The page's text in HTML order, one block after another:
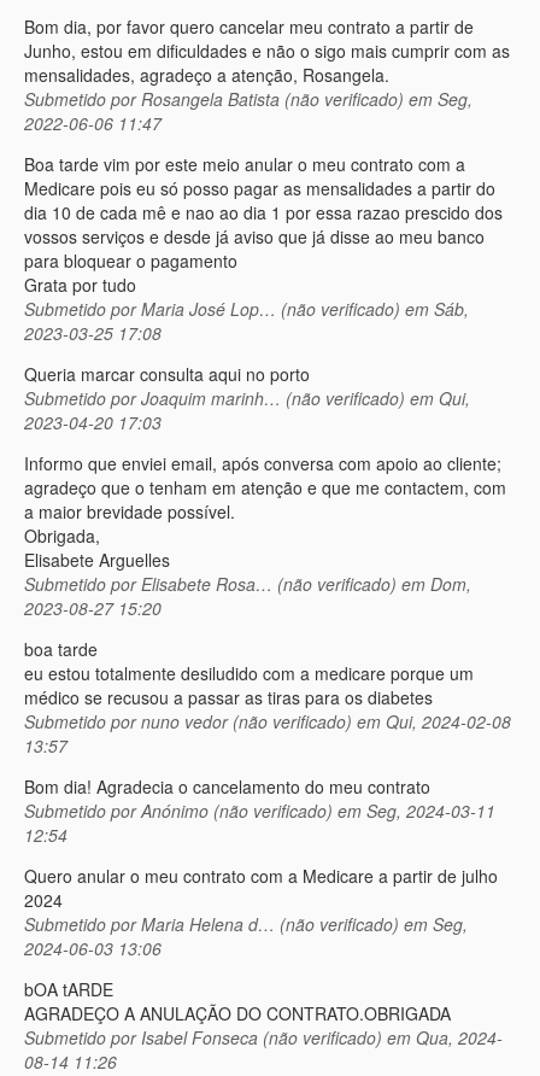
Bom dia, por favor quero cancelar meu contrato a partir de
Junho, estou em dificuldades e não o sigo mais cumprir com as
mensalidades, agradeço a atenção, Rosangela.
Submetido porRosangela Batista (não verificado) em Seg,
2022-06-06 11:47
Boa tarde vim por este meio anular o meu contrato com a
Medicare pois eu só posso pagar as mensalidades a partir do
dia 10 de cada mê e nao ao dia 1 por essa razao prescido dos
vossos serviços e desde já aviso que já disse ao meu banco
para bloquear o pagamento
Grata por tudo
Submetido porMaria José Lop… (não verificado) em Sáb,
2023-03-25 17:08
Queria marcar consulta aqui no porto
Submetido porJoaquim marinh… (não verificado) em Qui,
2023-04-20 17:03
Informo que enviei email, após conversa com apoio ao cliente;
agradeço que o tenham em atenção e que me contactem, com
a maior brevidade possível.
Obrigada,
Elisabete Arguelles
Submetido porElisabete Rosa… (não verificado) em Dom,
2023-08-27 15:20
boa tarde
eu estou totalmente desiludido com a medicare porque um
médico se recusou a passar as tiras para os diabetes
Submetido pornuno vedor (não verificado) em Qui, 2024-02-08
13:57
Bom dia! Agradecia o cancelamento do meu contrato
Submetido porAnónimo (não verificado) em Seg, 2024-03-11
12:54
Quero anular o meu contrato com a Medicare a partir de julho
2024
Submetido porMaria Helena d… (não verificado) em Seg,
2024-06-03 13:06
bOA tARDE
AGRADEÇO A ANULAÇÃO DO CONTRATO.OBRIGADA
Submetido porIsabel Fonseca (não verificado) em Qua, 2024-
08-14 11:26